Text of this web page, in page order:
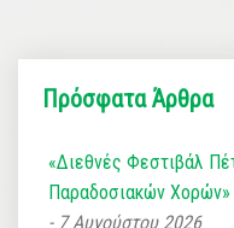
Πρόσφατα Άρθρα
«Διεθνές Φεστιβάλ
Παραδοσιακών Χορών»
7 Αυγούστου 2026